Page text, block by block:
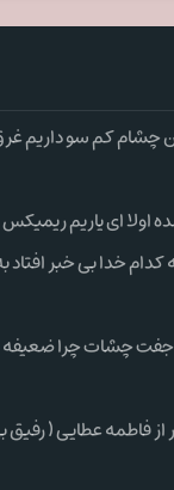
چشام کم سو داریم
اولا ای یاریم
خدا بی خبر افتاد
جفت چشات چرا ضعیفه
از فاطمه عطایی (